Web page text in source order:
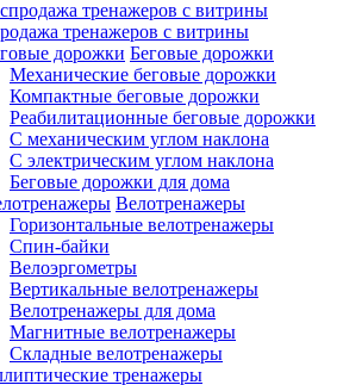
тренажеров с витрины
Беговые дорожки
Механические беговые дорожки
Компактные беговые дорожки
Реабилитационные беговые дорожки
С механическим углом наклона
С электрическим углом наклона
Беговые дорожки для дома
Велотренажеры
Горизонтальные велотренажеры
Спин-байки
Велоэргометры
Вертикальные велотренажеры
Велотренажеры для дома
Магнитные велотренажеры
Складные велотренажеры